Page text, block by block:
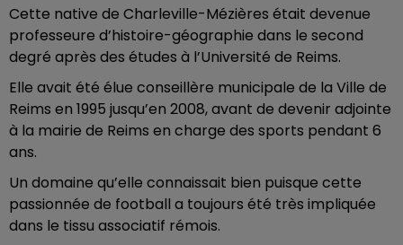
Cette native de Charleville-Mézières était devenue
professeure d’histoire-géographie dans le second
degré après des études à l’Université de Reims.
Elle avait été élue conseillère municipale de la Ville de
Reims en 1995 jusqu’en 2008, avant de devenir adjointe
à la mairie de Reims en charge des sports pendant 6
ans.
Un domaine qu’elle connaissait bien puisque cette
passionnée de football a toujours été très impliquée
dans le tissu associatif rémois.